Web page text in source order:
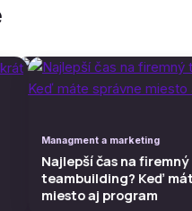
Managment a marketing
Najlepší čas na firemný
teambuilding? Keď
miesto aj program
Managment a marketing
Najlepší čas na firemný
teambuilding? Keď
miesto aj program